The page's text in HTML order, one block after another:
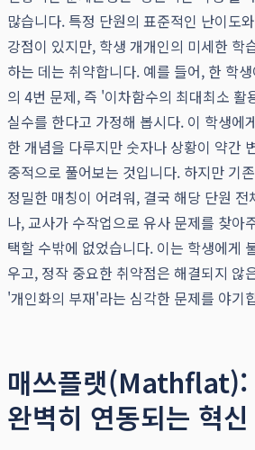
많습니다. 특정 단원의 표준적인 난이도
강점이 있지만, 학생 개개인의 미세한 학
하는 데는 취약합니다. 예를 들어, 한 학
의 4번 문제, 즉 '이차함수의 최대최소 활
실수를 한다고 가정해 봅시다. 이 학생에
한 개념을 다루지만 숫자나 상황이 약간
중적으로 풀어보는 것입니다. 하지만 기
정밀한 매칭이 어려워, 결국 해당 단원 전
나, 교사가 수작업으로 유사 문제를 찾아
택할 수밖에 없었습니다. 이는 학생에게
우고, 정작 중요한 취약점은 해결되지 않
'개인화의 부재'라는 심각한 문제를 야기
매쓰플랫(Mathflat):
완벽히 연동되는 혁신